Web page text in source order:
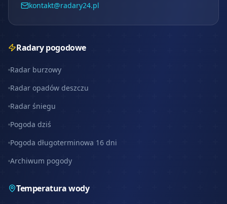
kontakt@radary24.pl
Radary pogodowe
Radar burzowy
Radar opadów deszczu
Radar śniegu
Pogoda dziś
Pogoda długoterminowa 16 dni
Archiwum pogody
Temperatura wody